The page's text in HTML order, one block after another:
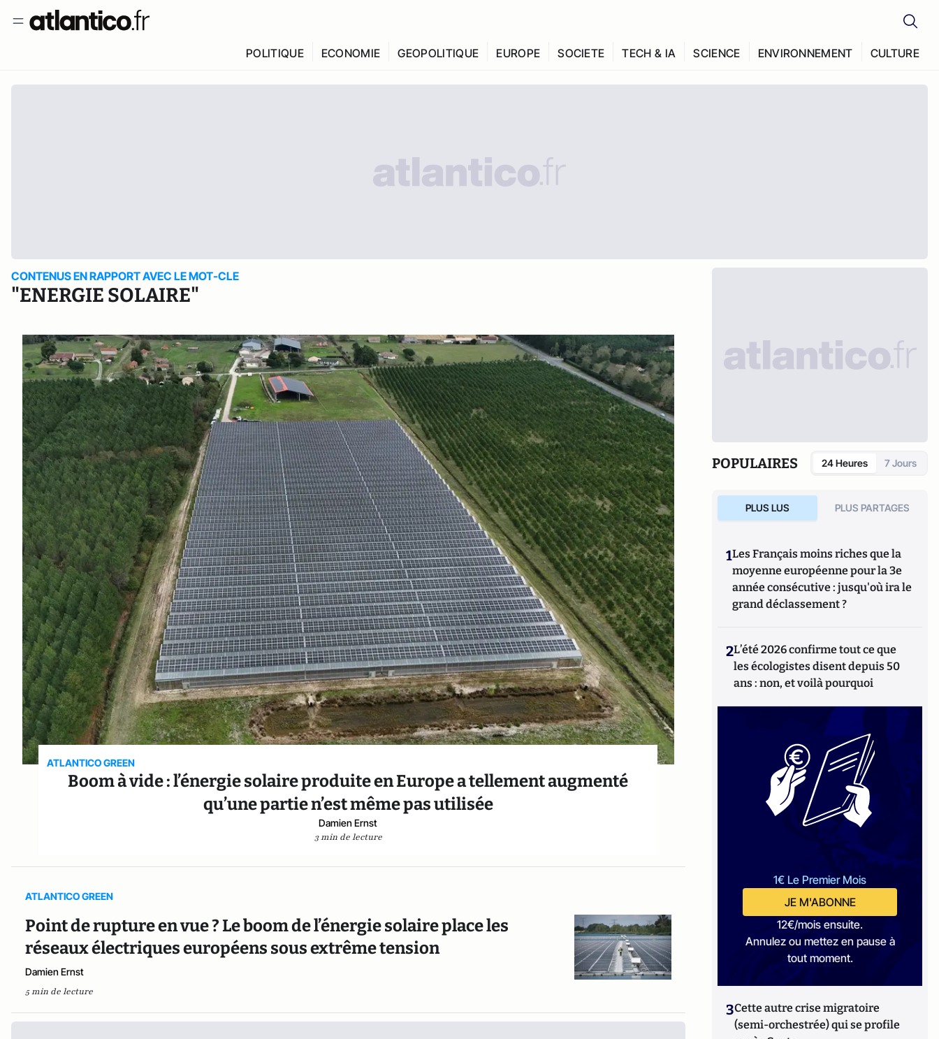
POLITIQUE ECONOMIE GEOPOLITIQUE EUROPE SOCIETE TECH & IA SCIENCE ENVIRONNEMENT CULTURE
CONTENUS EN RAPPORT AVEC LE MOT-CLE
"ENERGIE SOLAIRE"
ATLANTICO GREEN
Boom à vide : l’énergie solaire produite en Europe a tellement augmenté
qu’une partie n’est même pas utilisée
Damien Ernst
3 min de lecture
ATLANTICO GREEN
Point de rupture en vue ? Le boom de l’énergie solaire place les
réseaux électriques européens sous extrême tension
Damien Ernst
5 min de lecture
POPULAIRES 24 Heures 7 Jours
PLUS LUS PLUS PARTAGES
1Les Français moins riches que la
moyenne européenne pour la 3e
année consécutive : jusqu'où ira le
grand déclassement ?
2L’été 2026 confirme tout ce que
les écologistes disent depuis 50
ans : non, et voilà pourquoi
1€ Le Premier Mois
JE M'ABONNE
12€/mois ensuite.
Annulez ou mettez en pause à
tout moment.
3Cette autre crise migratoire
(semi-orchestrée) qui se profile